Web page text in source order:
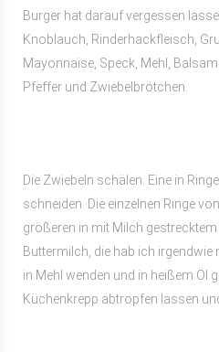
Burger hat darauf vergessen
Knoblauch, Rinderhackfleisch,
Mayonnaise, Speck, Mehl,
Pfeffer und Zwiebelbrötchen.
Die Zwiebeln schälen. Eine in
schneiden. Die einzelnen Ringe
größeren in mit Milch
Buttermilch, die hab ich irgendwie
in Mehl wenden und in heißem Öl
Küchenkrepp abtropfen lassen